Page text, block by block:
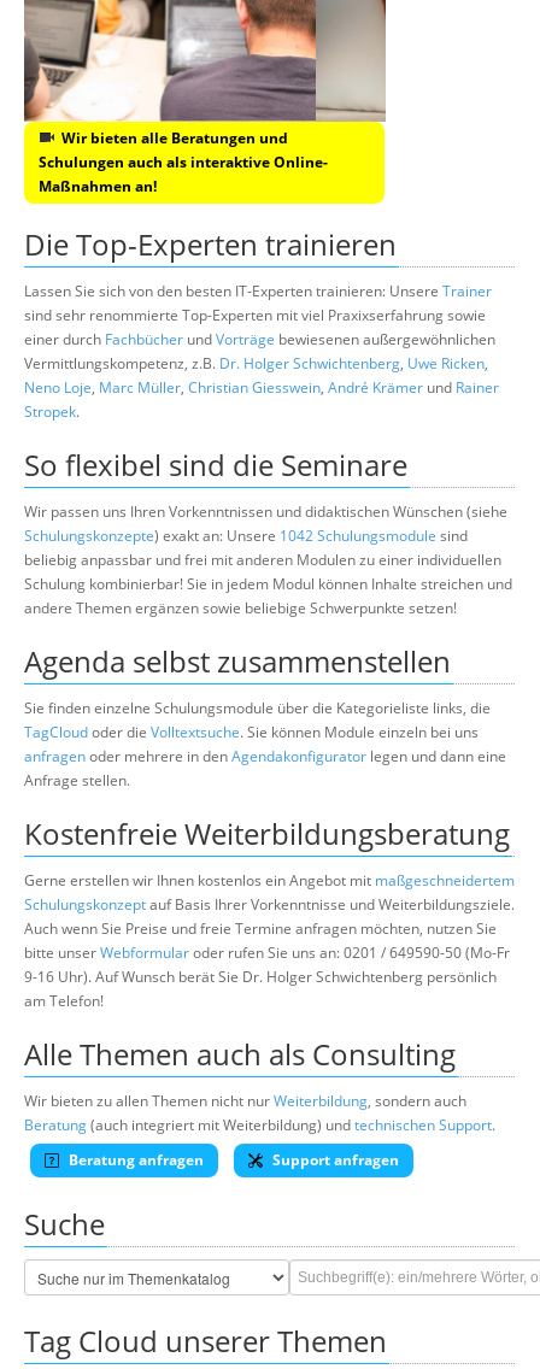
Wir bieten alle Beratungen und
Schulungen auch als interaktive Online-
Maßnahmen an!
Die Top-Experten trainieren
Lassen Sie sich von den besten IT-Experten trainieren: Unsere Trainer
sind sehr renommierte Top-Experten mit viel Praxixserfahrung sowie
einer durch Fachbücher undVorträge bewiesenen außergewöhnlichen
Vermittlungskompetenz, z.B. Dr. Holger Schwichtenberg, Uwe Ricken,
Neno Loje, Marc Müller, Christian Giesswein, André Krämer und Rainer
Stropek.
So flexibel sind die Seminare
Wir passen uns Ihren Vorkenntnissen und didaktischen Wünschen (siehe
Schulungskonzepte) exakt an: Unsere 1042 Schulungsmodule sind
beliebig anpassbar und frei mit anderen Modulen zu einer individuellen
Schulung kombinierbar! Sie in jedem Modul können Inhalte streichen und
andere Themen ergänzen sowie beliebige Schwerpunkte setzen!
Agenda selbst zusammenstellen
Sie finden einzelne Schulungsmodule über die Kategorieliste links, die
TagCloudoder die Volltextsuche. Sie können Module einzeln bei uns
anfragenoder mehrere in denAgendakonfigurator legen und dann eine
Anfrage stellen.
Kostenfreie Weiterbildungsberatung
Gerne erstellen wir Ihnen kostenlos ein Angebot mit maßgeschneidertem
Schulungskonzeptauf Basis Ihrer Vorkenntnisse und Weiterbildungsziele.
Auch wenn Sie Preise und freie Termine anfragen möchten, nutzen Sie
bitte unserWebformularoder rufen Sie uns an: 0201 / 649590-50 (Mo-Fr
9-16 Uhr). Auf Wunsch berät Sie Dr. Holger Schwichtenberg persönlich
am Telefon!
Alle Themen auch als Consulting
Wir bieten zu allen Themen nicht nurWeiterbildung, sondern auch
Beratung(auch integriert mit Weiterbildung) undtechnischen Support.
Beratung anfragen
Support anfragen
Suche
Tag Cloud unserer Themen